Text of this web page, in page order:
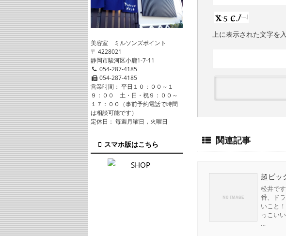
上に表示された文字を
関連記事
超ビッ
松井で
番、ド
いこと
っこい
…
美容室 ミルソンズポイント
〒 4228021
静岡市駿河区小鹿1-7-11
054-287-4185
054-287-4185
営業時間： 平日１０：００～１
９：００ 土・日・祝９：００～
１７：００（事前予約電話で時間
は相談可能です）
定休日： 毎週月曜日，火曜日
スマホ版はこちら